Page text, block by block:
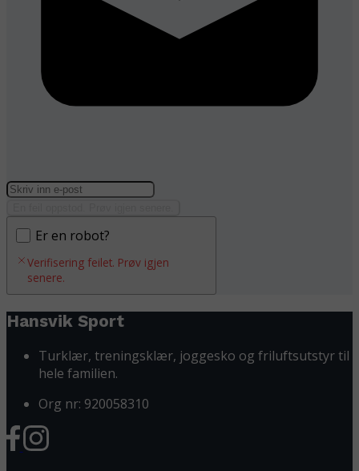
Er en robot?
Verifisering feilet. Prøv igjen
senere.
Hansvik Sport
Turklær, treningsklær, joggesko og friluftsutstyr til
hele familien.
Org nr: 920058310